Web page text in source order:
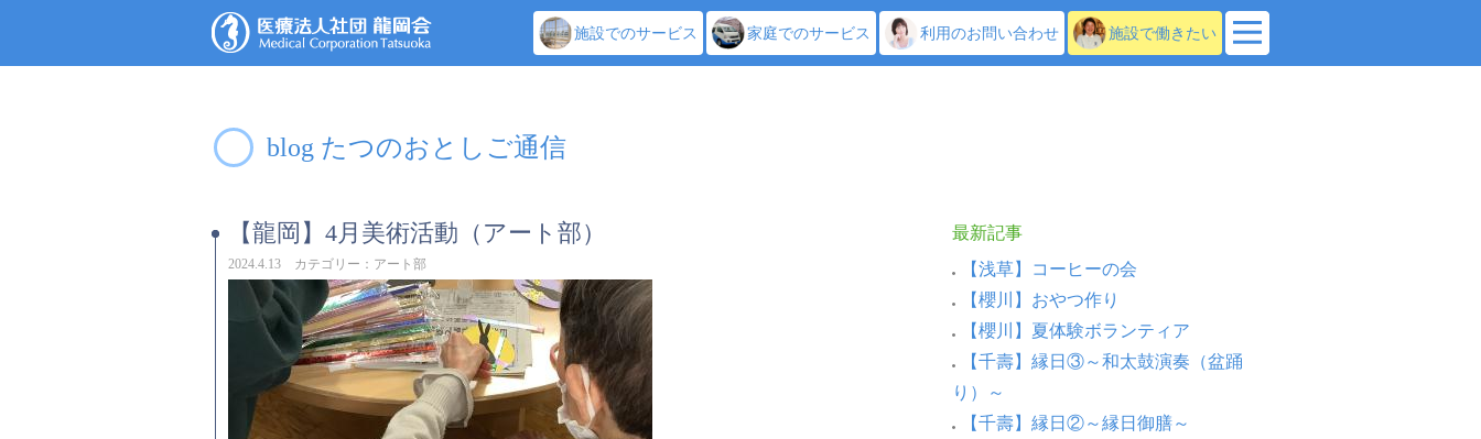
施設でのサービス 家庭でのサービス 利用のお問い合わせ 施設で働きたい
blog たつのおとしご通信
【龍岡】4月美術活動（アート部）
2024.4.13 カテゴリー：アート部
最新記事
【浅草】コーヒーの会
【櫻川】おやつ作り
【櫻川】夏体験ボランティア
【千壽】縁日③～和太鼓演奏（盆踊
り）～
【千壽】縁日②～縁日御膳～